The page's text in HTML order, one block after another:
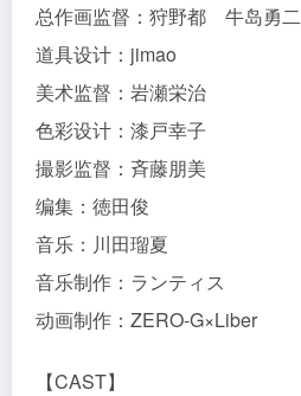
总作画监督：狩野都 牛岛勇二
道具设计：jimao
美术监督：岩瀬栄治
色彩设计：漆戸幸子
撮影监督：斉藤朋美
编集：徳田俊
音乐：川田瑠夏
音乐制作：ランティス
动画制作：ZERO-G×Liber
【CAST】